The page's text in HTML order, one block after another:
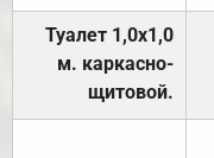
Туалет 1,0х1,0
м. каркасно-
щитовой.